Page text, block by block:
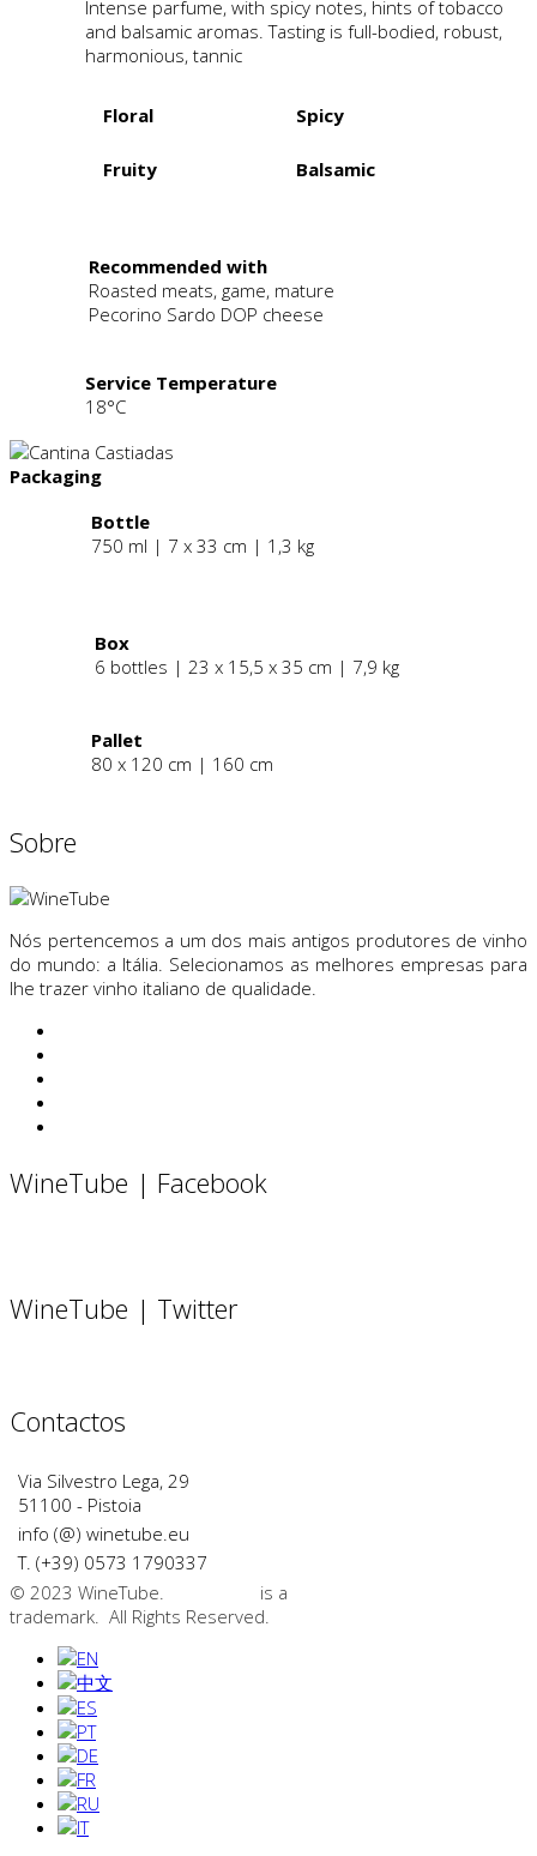
Intense parfume, with spicy notes, hints of tobacco
and balsamic aromas. Tasting is full-bodied, robust,
harmonious, tannic
Floral Spicy
Fruity
Balsamic
Recommended with
Roasted meats, game, mature
Pecorino Sardo DOP cheese
Service Temperature
18°C
Packaging
Bottle
750 ml | 7 x 33 cm | 1,3 kg
Box
6 bottles | 23 x 15,5 x 35 cm | 7,9 kg
Pallet
80 x 120 cm | 160 cm
Sobre
Nós pertencemos a um dos mais antigos produtores de vinho
do mundo: a Itália. Selecionamos as melhores empresas para
lhe trazer vinho italiano de qualidade.
WineTube | Facebook
WineTube | Twitter
Contactos
Via Silvestro Lega, 29
51100 - Pistoia
info (@) winetube.eu
T. (+39) 0573 1790337
© 2023 WineTube.
is a
trademark. All Rights Reserved.